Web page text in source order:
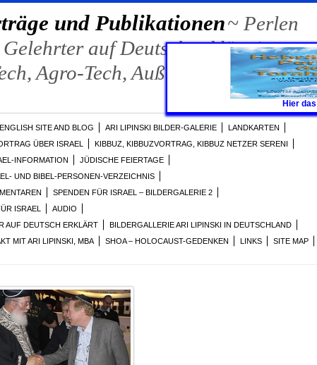
und Publikationen~ Perlen
auf Deutsch erklärt /
Agro-Tech, Außenpolitik und den
ENGLISH SITE AND BLOG ARI LIPINSKI BILDER-GALERIE
LANDKARTEN
ÜBER ISRAEL
KIBBUZ, KIBBUZVORTRAG, KIBBUZ NETZER SERENI
INFORMATION
JÜDISCHE FEIERTAGE
UND BIBEL-PERSONEN-VERZEICHNIS
SPENDEN FÜR ISRAEL – BILDERGALERIE 2
ISRAEL
AUDIO
AUF DEUTSCH ERKLÄRT
BILDERGALLERIE ARI LIPINSKI IN DEUTSCHLAND
MIT ARI LIPINSKI, MBA SHOA – HOLOCAUST-GEDENKEN LINKS SITE MAP
Hier